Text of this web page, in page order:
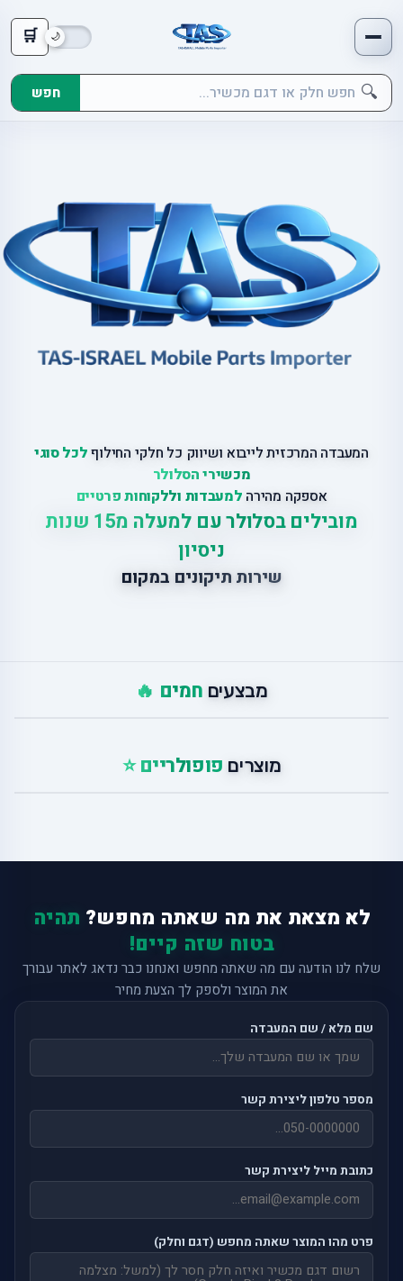
🛒
🔍 חפש
המעבדה המרכזית לייבוא ושיווק כל חלקי החילוףלכל סוגי
מכשירי הסלולר
אספקה מהירה למעבדות וללקוחות פרטיים
מובילים בסלולר עם למעלה מ15 שנות
ניסיון
שירות תיקונים במקום
מבצעים חמים 🔥
מוצרים פופולריים ⭐
לא מצאת את מה שאתה מחפש? תהיה
בטוח שזה קיים!
שלח לנו הודעה עם מה שאתה מחפש ואנחנו כבר נדאג לאתר עבורך
את המוצר ולספק לך הצעת מחיר
שם מלא / שם המעבדה
מספר טלפון ליצירת קשר
כתובת מייל ליצירת קשר
פרט מהו המוצר שאתה מחפש (דגם וחלק)